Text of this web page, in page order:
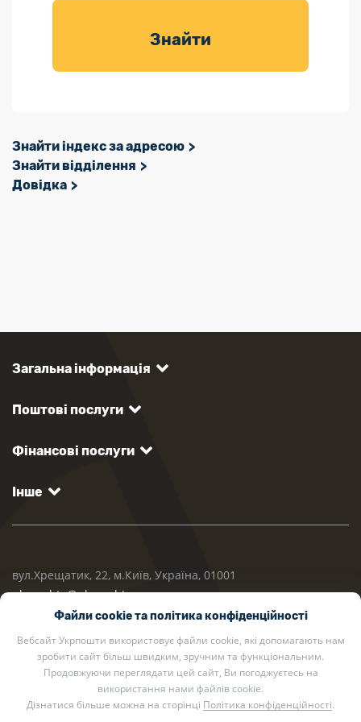
товарів для
Знайти
Знайти індекс за адресою
Знайти відділення
Довідка
Загальна інформація
Поштові послуги
Фінансові послуги
Інше
вул.Хрещатик, 22, м.Київ, Україна, 01001
ukrposhta@ukrposhta.ua
Файли cookie та політика конфіденційності
Вебсайт Укрпошти використовує файли cookie, які допомагають нам
зробити сайт більш швидким, зручним та функціональним.
Продовжуючи переглядати цей сайт, Ви погоджуєтесь на
використання нами файлів cookie.
Дізнатися більше можна на сторінці Політика конфіденційності.